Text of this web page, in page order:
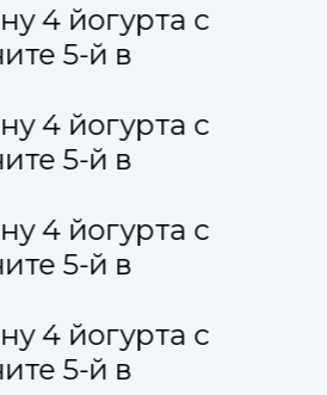
4 йогурта с
5-й в
4 йогурта с
5-й в
4 йогурта с
5-й в
4 йогурта с
5-й в